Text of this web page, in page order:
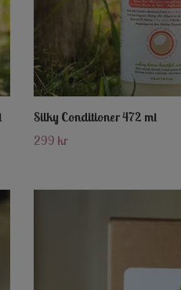
Silky Conditioner 472 ml
299 kr